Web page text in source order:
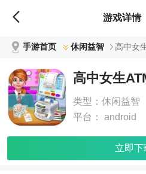
游戏详情
手游首页 休闲益智 高中女
高中女生
类型： 休闲益智
平台：
android
立即下